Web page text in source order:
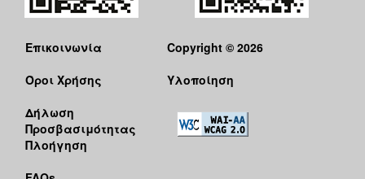
Επικοινωνία
Όροι Χρήσης
Δήλωση
Προσβασιμότητας
Πλοήγηση
Copyright © 2026
Υλοποίηση